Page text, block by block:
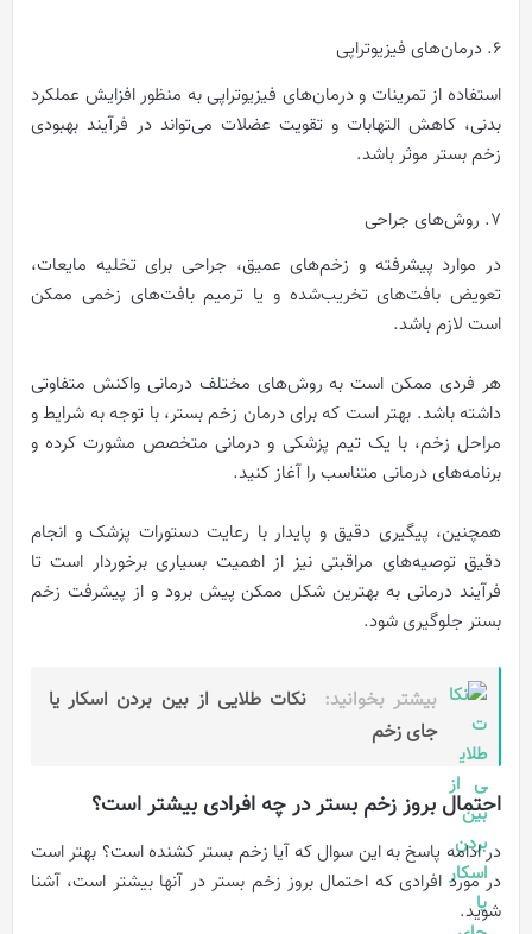
6. درمان‌های فیزیوتراپی
استفاده از تمرینات و درمان‌های فیزیوتراپی به منظور افزایش عملکرد
بدنی، کاهش التهابات و تقویت عضلات می‌تواند در فرآیند بهبودی
زخم بستر موثر باشد.
7. روش‌های جراحی
در موارد پیشرفته و زخم‌های عمیق، جراحی برای تخلیه مایعات،
تعویض بافت‌های تخریب‌شده و یا ترمیم بافت‌های زخمی ممکن
است لازم باشد.
هر فردی ممکن است به روش‌های مختلف درمانی واکنش متفاوتی
داشته باشد. بهتر است که برای درمان زخم بستر، با توجه به شرایط و
مراحل زخم، با یک تیم پزشکی و درمانی متخصص مشورت کرده و
برنامه‌های درمانی متناسب را آغاز کنید.
همچنین، پیگیری دقیق و پایدار با رعایت دستورات پزشک و انجام
دقیق توصیه‌های مراقبتی نیز از اهمیت بسیاری برخوردار است تا
فرآیند درمانی به بهترین شکل ممکن پیش برود و از پیشرفت زخم
بستر جلوگیری شود.
بیشتر بخوانید:
نکات طلایی از بین بردن اسکار یا
جای زخم
احتمال بروز زخم بستر در چه افرادی بیشتر است؟
در ادامه پاسخ به این سوال که آیا زخم بستر کشنده است؟ بهتر است
در مورد افرادی که احتمال بروز زخم بستر در آنها بیشتر است، آشنا
شوید.